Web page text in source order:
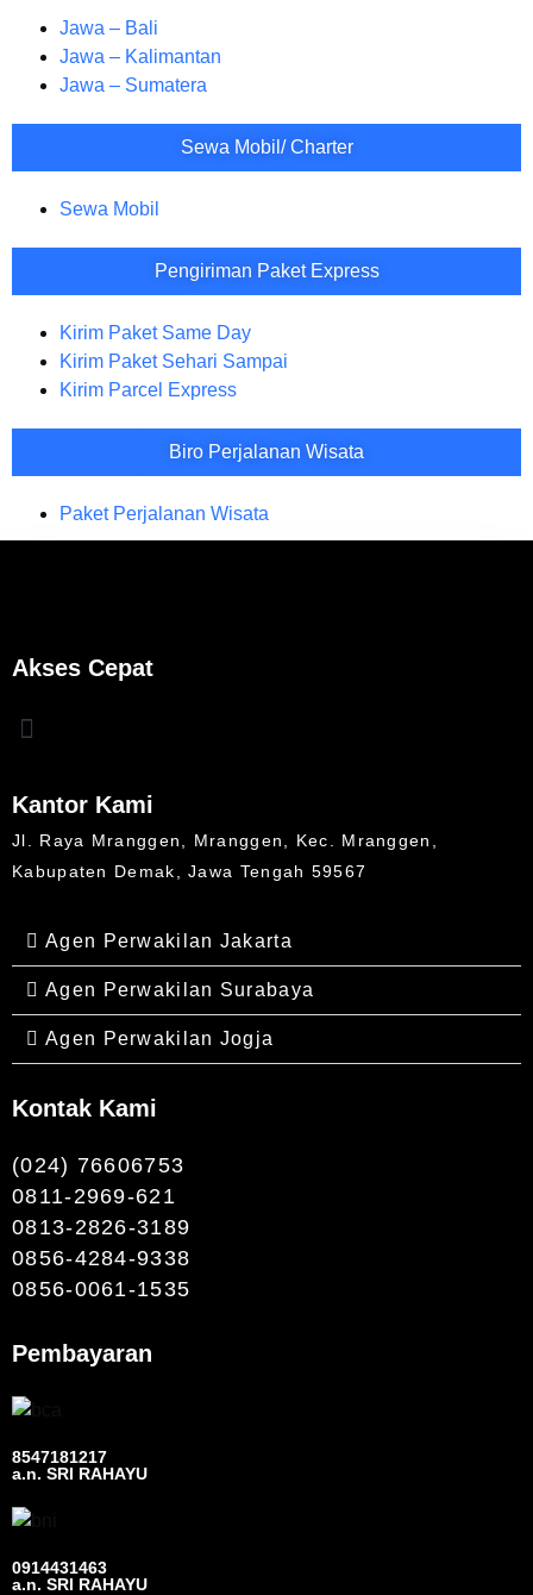
Jawa – Bali
Jawa – Kalimantan
Jawa – Sumatera
Sewa Mobil/ Charter
Sewa Mobil
Pengiriman Paket Express
Kirim Paket Same Day
Kirim Paket Sehari Sampai
Kirim Parcel Express
Biro Perjalanan Wisata
Paket Perjalanan Wisata
Akses Cepat
Kantor Kami
Jl. Raya Mranggen, Mranggen, Kec. Mranggen,
Kabupaten Demak, Jawa Tengah 59567
Agen Perwakilan Jakarta
Agen Perwakilan Surabaya
Agen Perwakilan Jogja
Kontak Kami
(024) 76606753
0811-2969-621
0813-2826-3189
0856-4284-9338
0856-0061-1535
Pembayaran
8547181217
a.n. SRI RAHAYU
0914431463
a.n. SRI RAHAYU